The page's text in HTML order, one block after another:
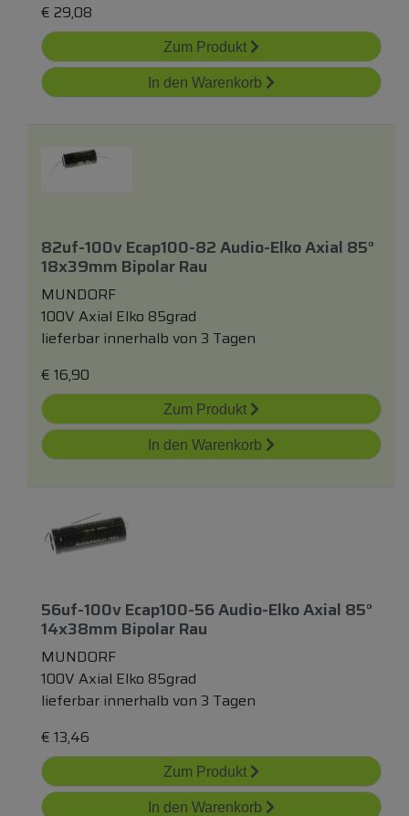
€ 29,08
Zum Produkt
In den Warenkorb
82uf-100v Ecap100-82 Audio-Elko Axial 85°
18x39mm Bipolar Rau
MUNDORF
100V Axial Elko 85grad
lieferbar innerhalb von 3 Tagen
€ 16,90
Zum Produkt
In den Warenkorb
56uf-100v Ecap100-56 Audio-Elko Axial 85°
14x38mm Bipolar Rau
MUNDORF
100V Axial Elko 85grad
lieferbar innerhalb von 3 Tagen
€ 13,46
Zum Produkt
In den Warenkorb